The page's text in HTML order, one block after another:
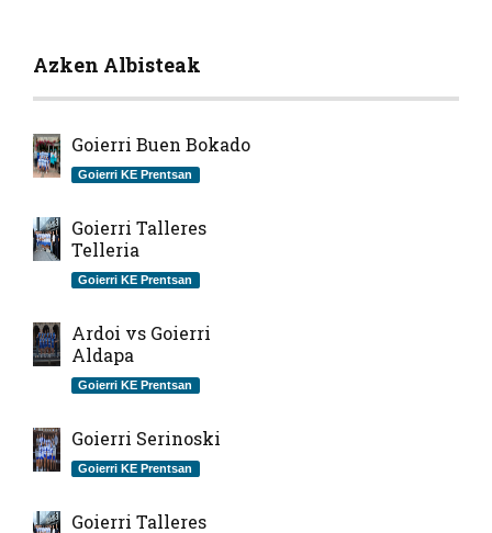
Azken Albisteak
Goierri Buen Bokado
Goierri KE Prentsan
Goierri Talleres
Telleria
Goierri KE Prentsan
Ardoi vs Goierri
Aldapa
Goierri KE Prentsan
Goierri Serinoski
Goierri KE Prentsan
Goierri Talleres